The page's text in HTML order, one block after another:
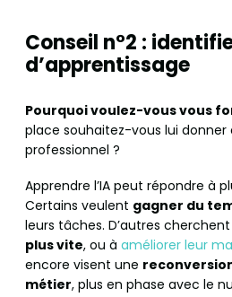
Conseil n°2 :
d’apprentissage
Pourquoi voulez-vous vous
place souhaitez-vous lui
professionnel ?
Apprendre l’IA peut répondre à
Certains veulent gagner du
leurs tâches. D’autres
plus vite, ou à améliorer leur
encore visent une
métier, plus en phase avec le